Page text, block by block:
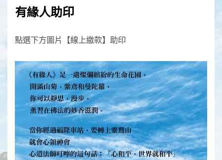
頁
有緣人助印
點選下方圖片【線上繳款】助印